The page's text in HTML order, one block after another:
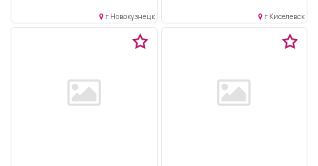
г Новокузнецк г Киселевск